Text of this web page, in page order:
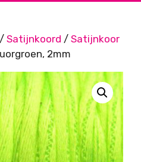
/ Satijnkoord / Satijnkoor
2mm